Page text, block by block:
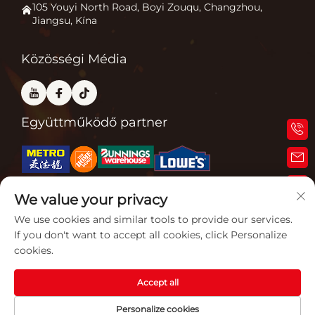
Lépjen kapcsolatba velünk
GYIK
Pizza sütő
105 Youyi North Road, Boyi Zouqu, Changzhou,
Jiangsu, Kína
Közösségi Média
Együttműködő partner
Kapcsolódó tanúsítványok
Szerzői jog © 2026 Jiangsu Gardensun Furnace Co., Ltd. Minden jog
fenntartva. -Adatvédelmi irányelvek
We value your privacy
We use cookies and similar tools to provide our services.
If you don't want to accept all cookies, click Personalize
cookies.
Personalize cookies
Accept all